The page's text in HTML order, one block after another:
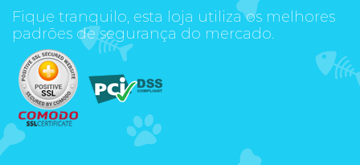
Fique tranquilo, esta loja utiliza os melhores
padrões de segurança do mercado.